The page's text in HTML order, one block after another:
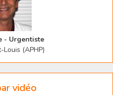
- Urgentiste
(APHP)
vidéo